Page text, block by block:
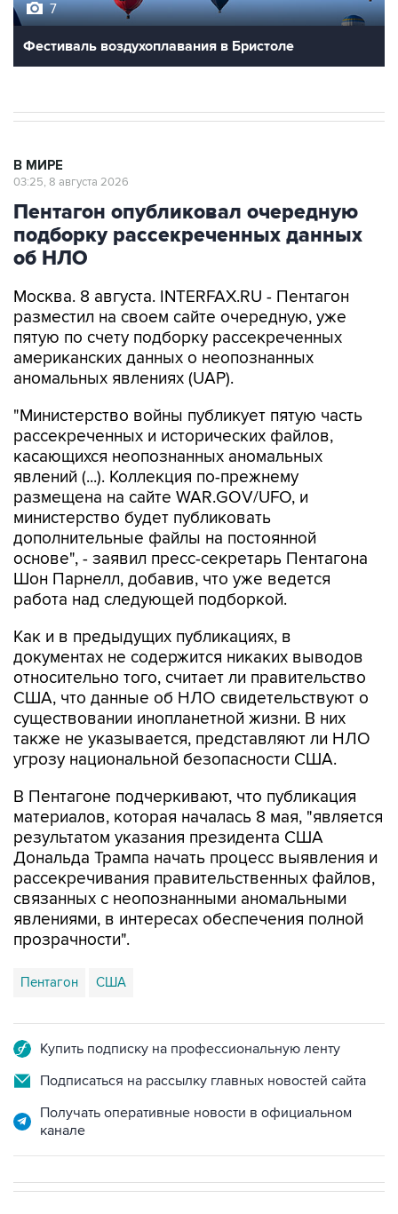
7
Фестиваль воздухоплавания в Бристоле
В МИРЕ
03:25, 8 августа 2026
Пентагон опубликовал очередную
подборку рассекреченных данных
об НЛО
Москва. 8 августа. INTERFAX.RU - Пентагон
разместил на своем сайте очередную, уже
пятую по счету подборку рассекреченных
американских данных о неопознанных
аномальных явлениях (UAP).
"Министерство войны публикует пятую часть
рассекреченных и исторических файлов,
касающихся неопознанных аномальных
явлений (...). Коллекция по-прежнему
размещена на сайте WAR.GOV/UFO, и
министерство будет публиковать
дополнительные файлы на постоянной
основе", - заявил пресс-секретарь Пентагона
Шон Парнелл, добавив, что уже ведется
работа над следующей подборкой.
Как и в предыдущих публикациях, в
документах не содержится никаких выводов
относительно того, считает ли правительство
США, что данные об НЛО свидетельствуют о
существовании инопланетной жизни. В них
также не указывается, представляют ли НЛО
угрозу национальной безопасности США.
В Пентагоне подчеркивают, что публикация
материалов, которая началась 8 мая, "является
результатом указания президента США
Дональда Трампа начать процесс выявления и
рассекречивания правительственных файлов,
связанных с неопознанными аномальными
явлениями, в интересах обеспечения полной
прозрачности".
Пентагон США
Купить подписку на профессиональную ленту
Подписаться на рассылку главных новостей сайта
Получать оперативные новости в официальном
канале